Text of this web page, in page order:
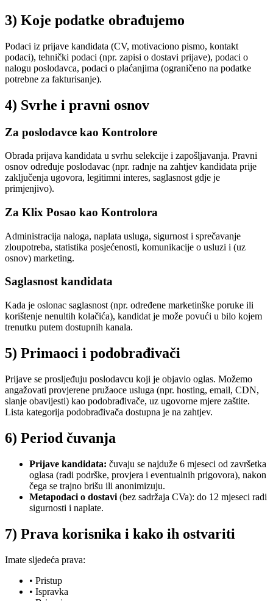
3) Koje podatke obrađujemo
Podaci iz prijave kandidata (CV, motivaciono pismo, kontakt
podaci), tehnički podaci (npr. zapisi o dostavi prijave), podaci o
nalogu poslodavca, podaci o plaćanjima (ograničeno na podatke
potrebne za fakturisanje).
4) Svrhe i pravni osnov
Za poslodavce kao Kontrolore
Obrada prijava kandidata u svrhu selekcije i zapošljavanja. Pravni
osnov određuje poslodavac (npr. radnje na zahtjev kandidata prije
zaključenja ugovora, legitimni interes, saglasnost gdje je
primjenjivo).
Za Klix Posao kao Kontrolora
Administracija naloga, naplata usluga, sigurnost i sprečavanje
zloupotreba, statistika posjećenosti, komunikacije o usluzi i (uz
osnov) marketing.
Saglasnost kandidata
Kada je oslonac saglasnost (npr. određene marketinške poruke ili
korištenje nenultih kolačića), kandidat je može povući u bilo kojem
trenutku putem dostupnih kanala.
5) Primaoci i podobrađivači
Prijave se prosljeđuju poslodavcu koji je objavio oglas. Možemo
angažovati provjerene pružaoce usluga (npr. hosting, email, CDN,
slanje obavijesti) kao podobrađivače, uz ugovorne mjere zaštite.
Lista kategorija podobrađivača dostupna je na zahtjev.
6) Period čuvanja
Prijave kandidata: čuvaju se najduže 6 mjeseci od završetka
oglasa (radi podrške, provjera i eventualnih prigovora), nakon
čega se trajno brišu ili anonimizuju.
Metapodaci o dostavi (bez sadržaja CVa): do 12 mjeseci radi
sigurnosti i naplate.
7) Prava korisnika i kako ih ostvariti
Imate sljedeća prava:
• Pristup
• Ispravka